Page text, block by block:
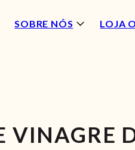
SOBRE NÓS LOJA
VINAGRE